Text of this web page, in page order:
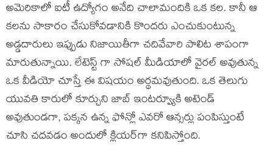
అమెరికాలో ఐటీ ఉద్యోగం అనేది చాలామందికి ఒక కల. కానీ ఆ
కలను సాకారం చేసుకోవడానికి కొందరు ఎంచుకుంటున్న
అడ్డదారులు ఇప్పుడు నిజాయితీగా చదివేవారి పాలిట శాపంగా
మారుతున్నాయి. లేటెస్ట్ గా సోషల్ మీడియాలో వైరల్ అవుతున్న
ఒక వీడియో చూస్తే ఈ విషయం అర్థమవుతుంది. ఒక తెలుగు
యువతి కారులో కూర్చుని జాబ్ ఇంటర్వ్యూకి అటెండ్
అవుతుండగా, పక్కన ఉన్న ఫోన్లో ఎవరో ఆన్సర్లు పంపిస్తుంటే
చూసి చదవడం అందులో క్లియర్‌గా కనిపిస్తోంది.